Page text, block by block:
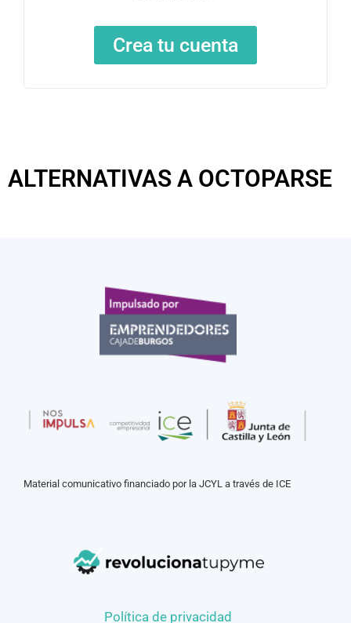
Crea tu cuenta
ALTERNATIVAS A OCTOPARSE
Material comunicativo financiado por la JCYL a través de ICE
Política de privacidad